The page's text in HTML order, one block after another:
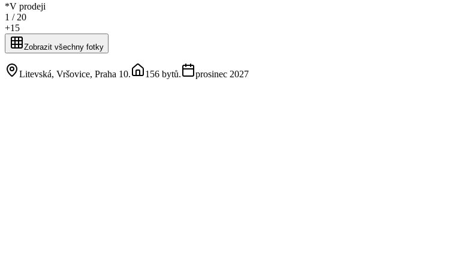
*V prodeji
1 / 20
+15
Zobrazit všechny fotky
Litevská, Vršovice, Praha 10. 156 bytů. prosinec 2027